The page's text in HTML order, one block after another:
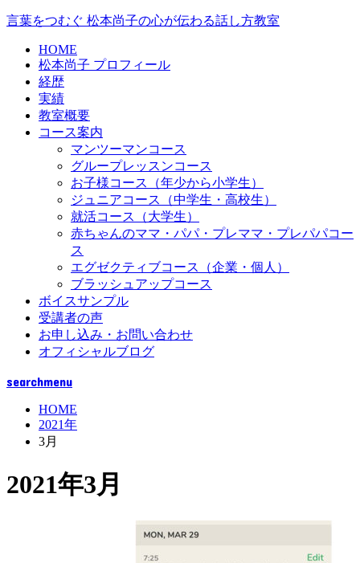
言葉をつむぐ 松本尚子の心が伝わる話し方教室
HOME
松本尚子 プロフィール
経歴
実績
教室概要
コース案内
マンツーマンコース
グループレッスンコース
お子様コース（年少から小学生）
ジュニアコース（中学生・高校生）
就活コース（大学生）
赤ちゃんのママ・パパ・プレママ・プレパパコー
ス
エグゼクティブコース（企業・個人）
ブラッシュアップコース
ボイスサンプル
受講者の声
お申し込み・お問い合わせ
オフィシャルブログ
searchmenu
HOME
2021年
3月
2021年3月